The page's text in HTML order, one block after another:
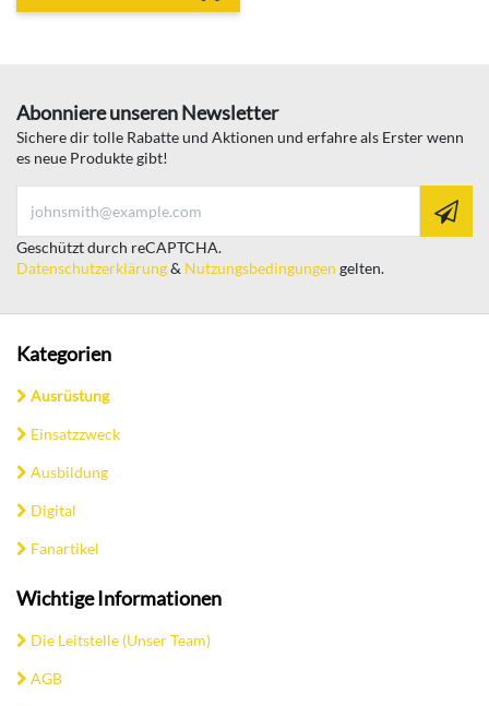
Abonniere unseren Newsletter
Sichere dir tolle Rabatte und Aktionen und erfahre als Erster wenn
es neue Produkte gibt!
Geschützt durch reCAPTCHA.
Datenschutzerklärung& Nutzungsbedingungen gelten.
Kategorien
Ausrüstung
Einsatzzweck
Ausbildung
Digital
Fanartikel
Wichtige Informationen
Die Leitstelle (Unser Team)
AGB